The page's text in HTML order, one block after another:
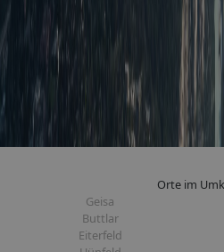
Orte im
Geisa
Buttlar
Eiterfeld